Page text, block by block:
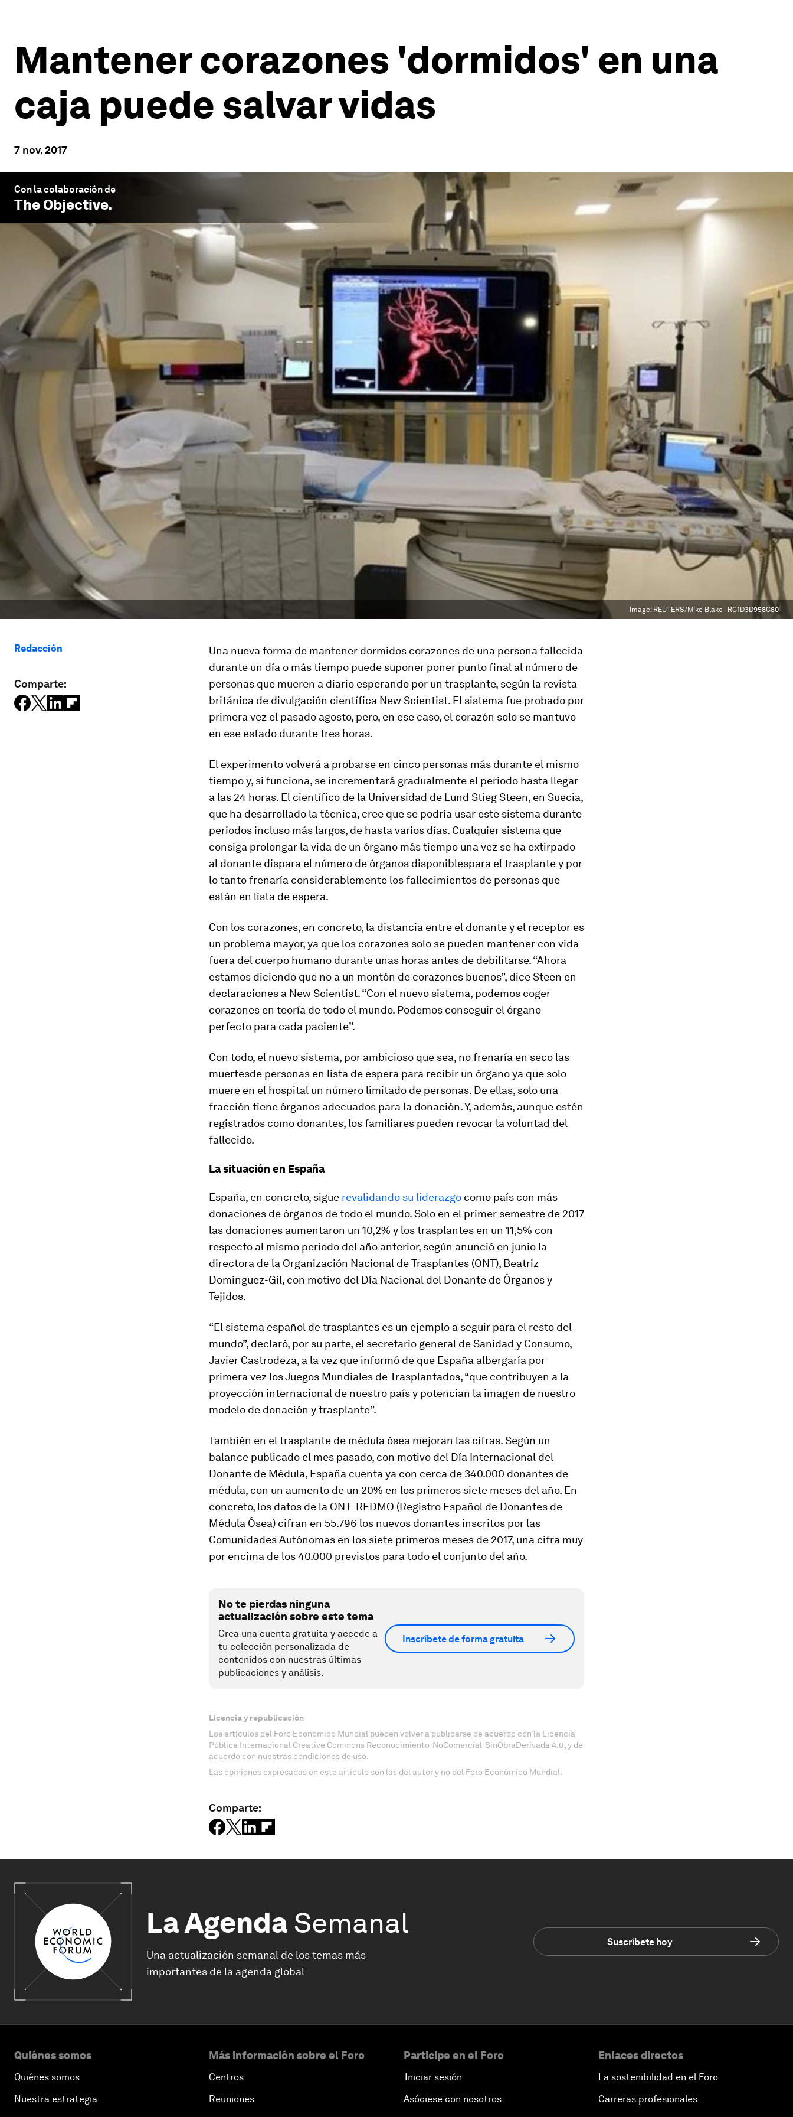
Mantener corazones 'dormidos' en una
caja puede salvar vidas
7 nov. 2017
Con la colaboración de
The Objective.
Image: REUTERS/Mike Blake - RC1D3D958C80
Redacción
Comparte:
Una nueva forma de mantener dormidos corazones de una persona fallecida
durante un día o más tiempo puede suponer poner punto final al número de
personas que mueren a diario esperando por un trasplante, según la revista
británica de divulgación científica New Scientist. El sistema fue probado por
primera vez el pasado agosto, pero, en ese caso, el corazón solo se mantuvo
en ese estado durante tres horas.
El experimento volverá a probarse en cinco personas más durante el mismo
tiempo y, si funciona, se incrementará gradualmente el periodo hasta llegar
a las 24 horas. El científico de la Universidad de Lund Stieg Steen, en Suecia,
que ha desarrollado la técnica, cree que se podría usar este sistema durante
periodos incluso más largos, de hasta varios días. Cualquier sistema que
consiga prolongar la vida de un órgano más tiempo una vez se ha extirpado
al donante dispara el número de órganos disponiblespara el trasplante y por
lo tanto frenaría considerablemente los fallecimientos de personas que
están en lista de espera.
Con los corazones, en concreto, la distancia entre el donante y el receptor es
un problema mayor, ya que los corazones solo se pueden mantener con vida
fuera del cuerpo humano durante unas horas antes de debilitarse. “Ahora
estamos diciendo que no a un montón de corazones buenos”, dice Steen en
declaraciones a New Scientist. “Con el nuevo sistema, podemos coger
corazones en teoría de todo el mundo. Podemos conseguir el órgano
perfecto para cada paciente”.
Con todo, el nuevo sistema, por ambicioso que sea, no frenaría en seco las
muertesde personas en lista de espera para recibir un órgano ya que solo
muere en el hospital un número limitado de personas. De ellas, solo una
fracción tiene órganos adecuados para la donación. Y, además, aunque estén
registrados como donantes, los familiares pueden revocar la voluntad del
fallecido.
La situación en España
España, en concreto, sigue revalidando su liderazgo como país con más
donaciones de órganos de todo el mundo. Solo en el primer semestre de 2017
las donaciones aumentaron un 10,2% y los trasplantes en un 11,5% con
respecto al mismo periodo del año anterior, según anunció en junio la
directora de la Organización Nacional de Trasplantes (ONT), Beatriz
Dominguez-Gil, con motivo del Día Nacional del Donante de Órganos y
Tejidos.
“El sistema español de trasplantes es un ejemplo a seguir para el resto del
mundo”, declaró, por su parte, el secretario general de Sanidad y Consumo,
Javier Castrodeza, a la vez que informó de que España albergaría por
primera vez los Juegos Mundiales de Trasplantados, “que contribuyen a la
proyección internacional de nuestro país y potencian la imagen de nuestro
modelo de donación y trasplante”.
También en el trasplante de médula ósea mejoran las cifras. Según un
balance publicado el mes pasado, con motivo del Día Internacional del
Donante de Médula, España cuenta ya con cerca de 340.000 donantes de
médula, con un aumento de un 20% en los primeros siete meses del año. En
concreto, los datos de la ONT- REDMO (Registro Español de Donantes de
Médula Ósea) cifran en 55.796 los nuevos donantes inscritos por las
Comunidades Autónomas en los siete primeros meses de 2017, una cifra muy
por encima de los 40.000 previstos para todo el conjunto del año.
No te pierdas ninguna
actualización sobre este tema
Crea una cuenta gratuita y accede a
tu colección personalizada de
contenidos con nuestras últimas
publicaciones y análisis.
Inscríbete de forma gratuita
Licencia y republicación
Los artículos del Foro Económico Mundial pueden volver a publicarse de acuerdo con la Licencia
Pública Internacional Creative Commons Reconocimiento-NoComercial-SinObraDerivada 4.0, y de
acuerdo con nuestras condiciones de uso.
Las opiniones expresadas en este artículo son las del autor y no del Foro Económico Mundial.
Comparte:
La Agenda Semanal
Una actualización semanal de los temas más
importantes de la agenda global
Suscríbete hoy
Quiénes somos
Quiénes somos
Nuestra estrategia
Más información sobre el Foro
Centros
Reuniones
Participe en el Foro
Iniciar sesión
Asóciese con nosotros
Enlaces directos
La sostenibilidad en el Foro
Carreras profesionales